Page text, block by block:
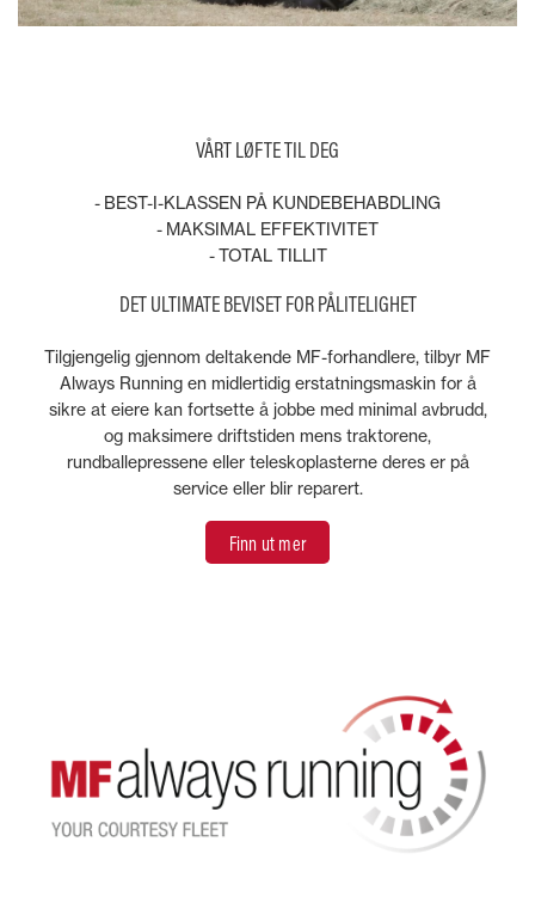
VÅRT LØFTE TIL DEG
- BEST-I-KLASSEN PÅ KUNDEBEHABDLING
- MAKSIMAL EFFEKTIVITET
- TOTAL TILLIT
DET ULTIMATE BEVISET FOR PÅLITELIGHET
Tilgjengelig gjennom deltakende MF-forhandlere, tilbyr MF
Always Running en midlertidig erstatningsmaskin for å
sikre at eiere kan fortsette å jobbe med minimal avbrudd,
og maksimere driftstiden mens traktorene,
rundballepressene eller teleskoplasterne deres er på
service eller blir reparert.
Finn ut mer